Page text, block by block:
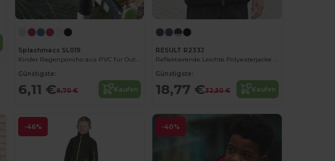
Splashmacs SL019
Kinder Regenponcho aus PVC für Outdoor-Abenteuer
Günstigste:
6,11 €9,70 € Kaufen
RESULT R233J
Reflektierende Leichte Polyesterjacke mit Kapuze
Günstigste:
18,77 €32,50 € Kaufen
-46% -40%